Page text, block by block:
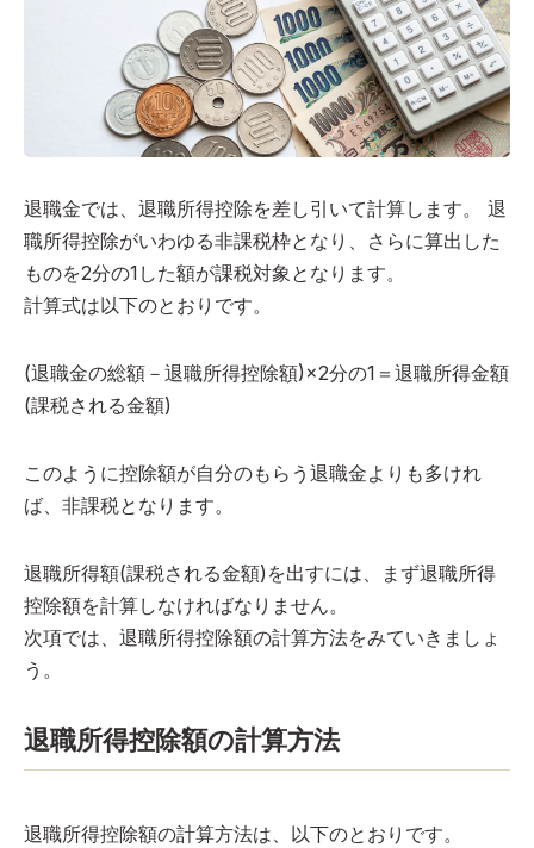
退職金では、退職所得控除を差し引いて計算します。 退
職所得控除がいわゆる非課税枠となり、さらに算出した
ものを2分の1した額が課税対象となります。
計算式は以下のとおりです。
(退職金の総額－退職所得控除額)×2分の1＝退職所得金額
(課税される金額)
このように控除額が自分のもらう退職金よりも多けれ
ば、非課税となります。
退職所得額(課税される金額)を出すには、まず退職所得
控除額を計算しなければなりません。
次項では、退職所得控除額の計算方法をみていきましょ
う。
退職所得控除額の計算方法
退職所得控除額の計算方法は、以下のとおりです。